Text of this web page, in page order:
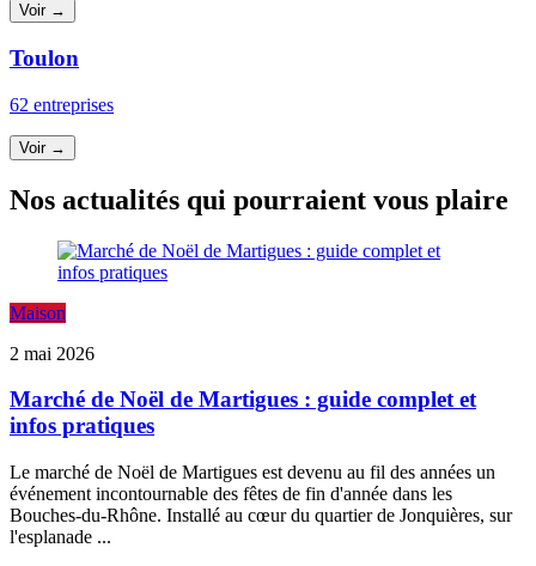
Voir →
Toulon
62 entreprises
Voir →
Nos actualités qui pourraient vous plaire
Maison
2 mai 2026
Marché de Noël de Martigues : guide complet et
infos pratiques
Le marché de Noël de Martigues est devenu au fil des années un
événement incontournable des fêtes de fin d'année dans les
Bouches-du-Rhône. Installé au cœur du quartier de Jonquières, sur
l'esplanade ...